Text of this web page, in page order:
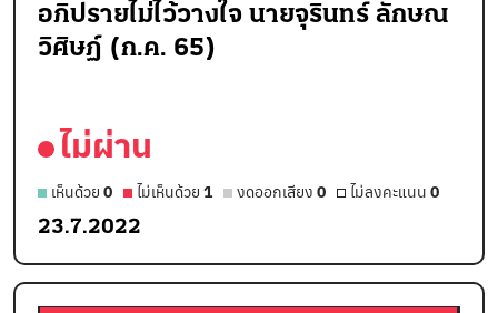
อภิปรายไม่ไว้วางใจ นายจุรินทร์ ลักษณ
วิศิษฏ์ (ก.ค. 65)
ไม่ผ่าน
เห็นด้วย 0 ไม่เห็นด้วย 1 งดออกเสียง 0 ไม่ลงคะแนน 0
23.7.2022